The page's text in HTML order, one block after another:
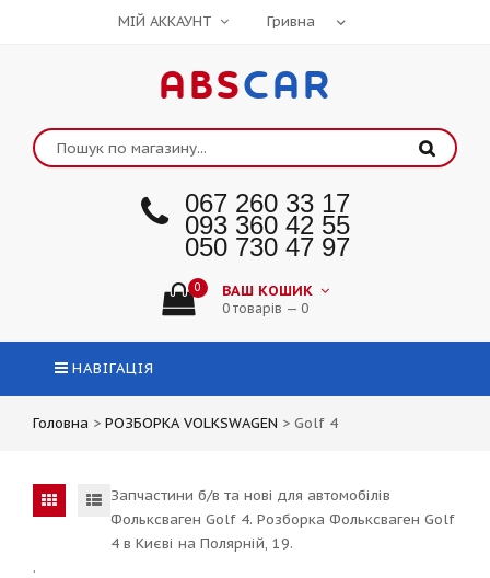
МІЙ АККАУНТ
ABSCAR
067 260 33 17
093 360 42 55
050 730 47 97
0 ВАШ КОШИК
0 товарів — 0
НАВІГАЦІЯ
Головна > РОЗБОРКА VOLKSWAGEN > Golf 4
Запчастини б/в та нові для автомобілів
Фольксваген Golf 4. Розборка Фольксваген Golf
4 в Києві на Полярній, 19.
.